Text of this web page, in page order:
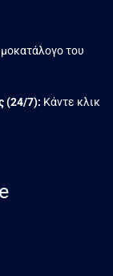
του
(24/7): Κάντε κλικ